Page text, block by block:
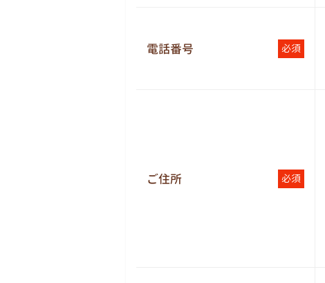
電話番号 必須
ご住所 必須